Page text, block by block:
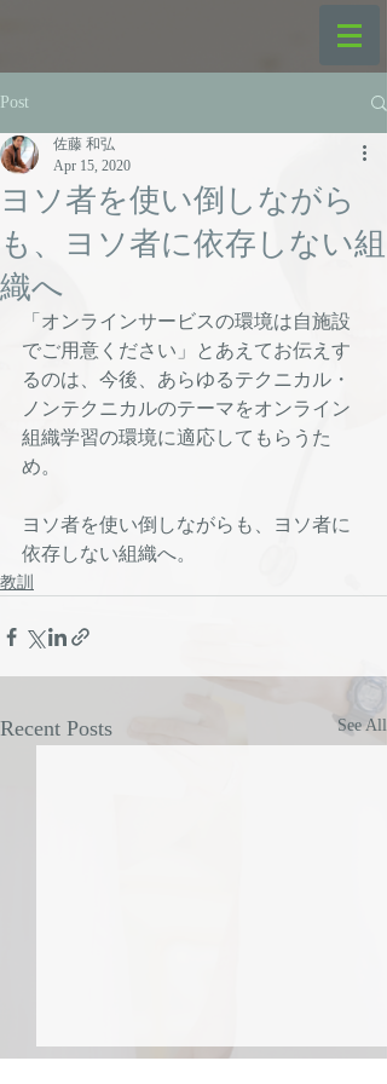
Post
ヨソ者を使い倒しながら
も、ヨソ者に依存しない組
織へ
佐藤 和弘
Apr 15, 2020
「オンラインサービスの環境は自施設
でご用意ください」とあえてお伝えす
るのは、今後、あらゆるテクニカル・
ノンテクニカルのテーマをオンライン
組織学習の環境に適応してもらうた
め。
ヨソ者を使い倒しながらも、ヨソ者に
依存しない組織へ。
教訓
Recent Posts See All